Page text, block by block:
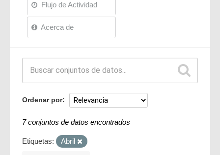
Flujo de Actividad
Acerca de
Ordenar por
7 conjuntos de datos encontrados
Etiquetas: Abril